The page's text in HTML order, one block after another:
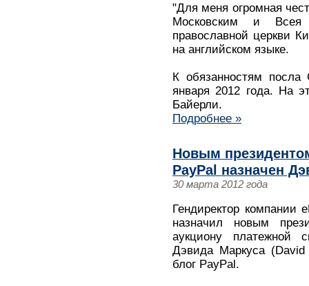
"Для меня огромная
Московским и Всея
православной церкви
на английском языке.
К обязанностям
января 2012 года. На
Байерли.
Подробнее »
Новым
PayPal назначен
30 марта 2012 года
Гендиректор компании
назначил новым
аукциону платежной
Дэвида Маркуса (David
блог PayPal.